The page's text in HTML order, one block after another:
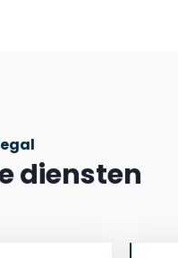
diensten